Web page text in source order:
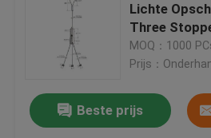
Lichte
Three
MOQ：1000
Prijs：
Beste prijs